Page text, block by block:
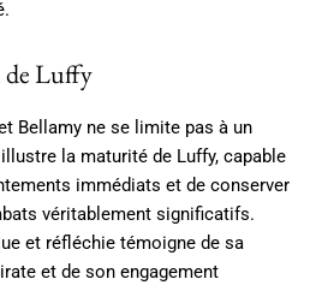
de Luffy
Bellamy ne se limite pas à un
la maturité de Luffy, capable
immédiats et de conserver
véritablement significatifs.
et réfléchie témoigne de sa
et de son engagement